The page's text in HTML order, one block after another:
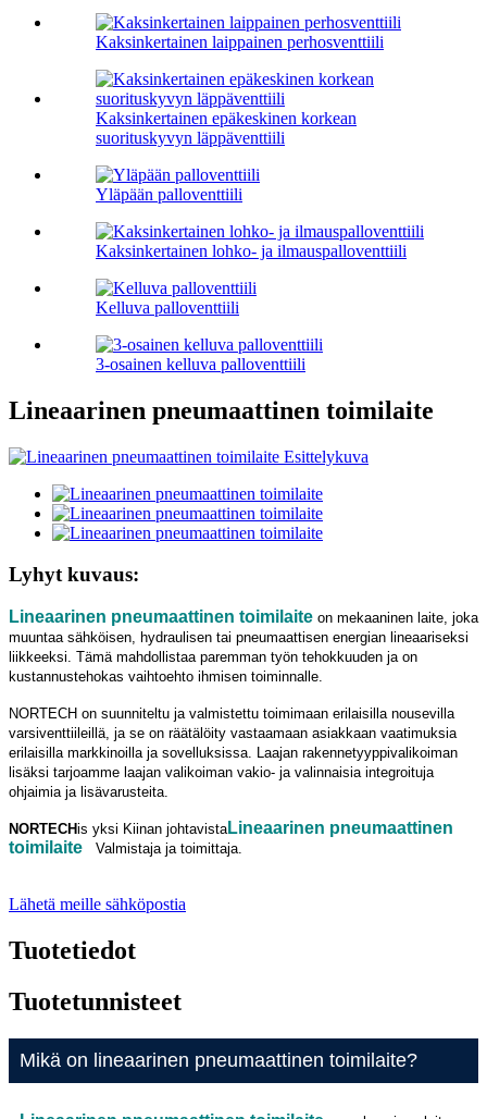
Kaksinkertainen laippainen perhosventtiili
Kaksinkertainen epäkeskinen korkean
suorituskyvyn läppäventtiili
Yläpään palloventtiili
Kaksinkertainen lohko- ja ilmauspalloventtiili
Kelluva palloventtiili
3-osainen kelluva palloventtiili
Lineaarinen pneumaattinen toimilaite
Lyhyt kuvaus:
Lineaarinen pneumaattinen toimilaite on mekaaninen laite, joka
muuntaa sähköisen, hydraulisen tai pneumaattisen energian lineaariseksi
liikkeeksi. Tämä mahdollistaa paremman työn tehokkuuden ja on
kustannustehokas vaihtoehto ihmisen toiminnalle.
NORTECH on suunniteltu ja valmistettu toimimaan erilaisilla nousevilla
varsiventtiileillä, ja se on räätälöity vastaamaan asiakkaan vaatimuksia
erilaisilla markkinoilla ja sovelluksissa. Laajan rakennetyyppivalikoiman
lisäksi tarjoamme laajan valikoiman vakio- ja valinnaisia ​​integroituja
ohjaimia ja lisävarusteita.
NORTECHis yksi Kiinan johtavista Lineaarinen pneumaattinen
toimilaite
Valmistaja ja toimittaja.
Lähetä meille sähköpostia
Tuotetiedot
Tuotetunnisteet
Mikä on lineaarinen pneumaattinen toimilaite?